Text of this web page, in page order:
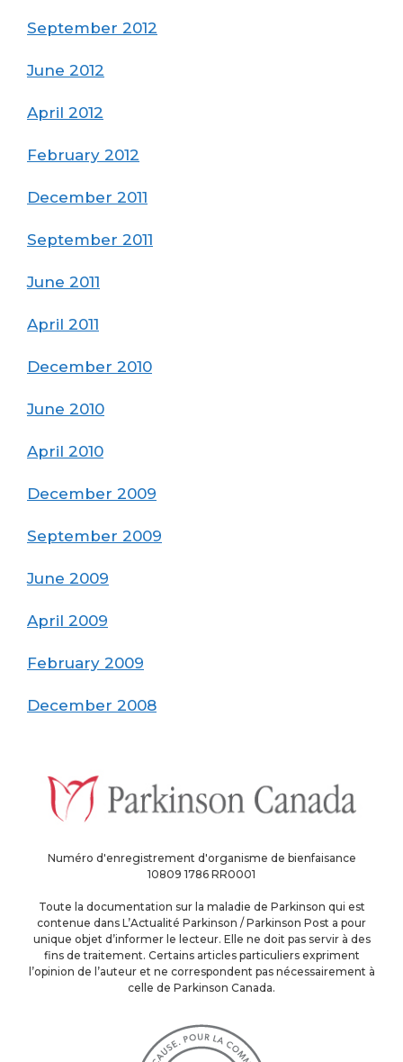
September 2012
June 2012
April 2012
February 2012
December 2011
September 2011
June 2011
April 2011
December 2010
June 2010
April 2010
December 2009
September 2009
June 2009
April 2009
February 2009
December 2008
Numéro d'enregistrement d'organisme de bienfaisance
10809 1786 RR0001
Toute la documentation sur la maladie de Parkinson qui est
contenue dans L’Actualité Parkinson / Parkinson Post a pour
unique objet d’informer le lecteur. Elle ne doit pas servir à des
fins de traitement. Certains articles particuliers expriment
l’opinion de l’auteur et ne correspondent pas nécessairement à
celle de Parkinson Canada.